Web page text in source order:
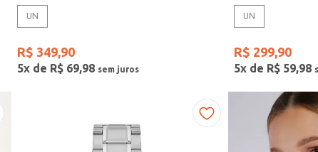
UN
R$ 349,90
5x de R$ 69,98
UN
R$ 299,90
5x de R$ 59,98